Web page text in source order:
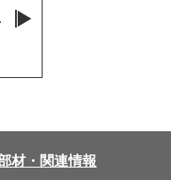
材・関連情報